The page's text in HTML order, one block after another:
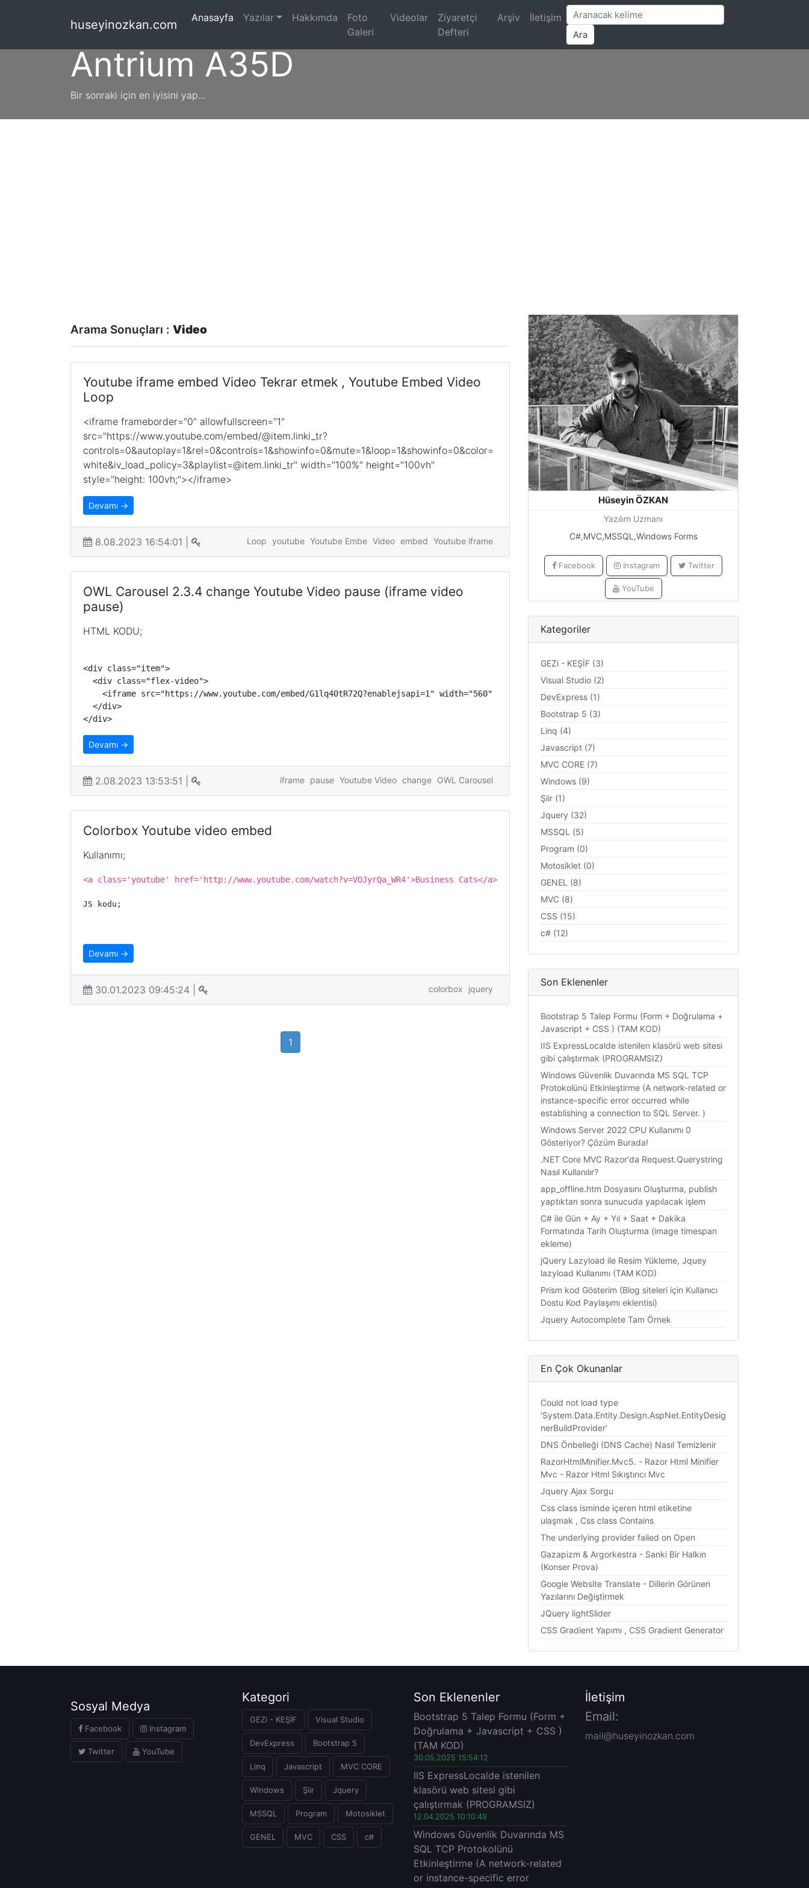
Antrium A35D
Bir sonraki için en iyisini yap...
huseyinozkan.com Anasayfa (current)
Yazılar Hakkımda
Foto
Galeri
Videolar
Ziyaretçi
Defteri
Arşiv İletişim
Ara
Arama Sonuçları : Video
Youtube iframe embed Video Tekrar etmek , Youtube Embed Video
Loop
<iframe frameborder="0" allowfullscreen="1"
src="https://www.youtube.com/embed/@item.linki_tr?
controls=0&autoplay=1&rel=0&controls=1&showinfo=0&mute=1&loop=1&showinfo=0&color=
white&iv_load_policy=3&playlist=@item.linki_tr" width="100%" height="100vh"
style="height: 100vh;"></iframe>
Devamı →
8.08.2023 16:54:01 | Youtube iframe
embed
Video
Youtube Embe
youtube
Loop
OWL Carousel 2.3.4 change Youtube Video pause (iframe video
pause)
HTML KODU;
<div class="item">
  <div class="flex-video">
    <iframe src="https://www.youtube.com/embed/G1lq40tR72Q?enablejsapi=1" width="560" allowfullscreen frameborder="0" height="315"></iframe>
  </div>
</div>
Devamı →
2.08.2023 13:53:51 | OWL Carousel
change
Youtube Video
pause
iframe
Colorbox Youtube video embed
Kullanımı;
<a class='youtube' href='http://www.youtube.com/watch?v=VOJyrQa_WR4'>Business Cats</a>
JS kodu;
Devamı →
30.01.2023 09:45:24 | jquery
colorbox
1
Hüseyin ÖZKAN
Yazılım Uzmanı
C#,MVC,MSSQL,Windows Forms
Facebook Instagram Twitter
YouTube
Kategoriler
GEZi - KEŞİF (3)
Visual Studio (2)
DevExpress (1)
Bootstrap 5 (3)
Linq (4)
Javascript (7)
MVC CORE (7)
Windows (9)
Şiir (1)
Jquery (32)
MSSQL (5)
Program (0)
Motosiklet (0)
GENEL (8)
MVC (8)
CSS (15)
c# (12)
Son Eklenenler
Bootstrap 5 Talep Formu (Form + Doğrulama +
Javascript + CSS ) (TAM KOD)
IIS ExpressLocalde istenilen klasörü web sitesi
gibi çalıştırmak (PROGRAMSIZ)
Windows Güvenlik Duvarında MS SQL TCP
Protokolünü Etkinleştirme (A network-related or
instance-specific error occurred while
establishing a connection to SQL Server. )
Windows Server 2022 CPU Kullanımı 0
Gösteriyor? Çözüm Burada!
.NET Core MVC Razor'da Request.Querystring
Nasıl Kullanılır?
app_offline.htm Dosyasını Oluşturma, publish
yaptıktan sonra sunucuda yapılacak işlem
C# ile Gün + Ay + Yıl + Saat + Dakika
Formatında Tarih Oluşturma (image timespan
ekleme)
jQuery Lazyload ile Resim Yükleme, Jquey
lazyload Kullanımı (TAM KOD)
Prism kod Gösterim (Blog siteleri için Kullanıcı
Dostu Kod Paylaşımı eklentisi)
Jquery Autocomplete Tam Örnek
En Çok Okunanlar
Could not load type
'System.Data.Entity.Design.AspNet.EntityDesig
nerBuildProvider'
DNS Önbelleği (DNS Cache) Nasıl Temizlenir
RazorHtmlMinifier.Mvc5. - Razor Html Minifier
Mvc - Razor Html Sıkıştırıcı Mvc
Jquery Ajax Sorgu
Css class isminde içeren html etiketine
ulaşmak , Css class Contains
The underlying provider failed on Open
Gazapizm & Argorkestra - Sanki Bir Halkın
(Konser Prova)
Google Website Translate - Dillerin Görünen
Yazılarını Değiştirmek
JQuery lightSlider
CSS Gradient Yapımı , CSS Gradient Generator
Sosyal Medya
Facebook Instagram
Twitter YouTube
Kategori
GEZi - KEŞİF Visual Studio
DevExpress Bootstrap 5
Linq Javascript MVC CORE
Windows Şiir Jquery
MSSQL Program Motosiklet
GENEL MVC CSS c#
Son Eklenenler
Bootstrap 5 Talep Formu (Form +
Doğrulama + Javascript + CSS )
(TAM KOD)
30.05.2025 15:54:12
IIS ExpressLocalde istenilen
klasörü web sitesi gibi
çalıştırmak (PROGRAMSIZ)
12.04.2025 10:10:49
Windows Güvenlik Duvarında MS
SQL TCP Protokolünü
Etkinleştirme (A network-related
or instance-specific error
İletişim
Email:
mail@huseyinozkan.com